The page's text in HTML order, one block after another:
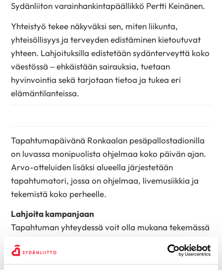
Sydänliiton varainhankintapäällikkö Pertti Keinänen.
Yhteistyö tekee näkyväksi sen, miten liikunta,
yhteisöllisyys ja terveyden edistäminen kietoutuvat
yhteen. Lahjoituksilla edistetään sydänterveyttä koko
väestössä – ehkäistään sairauksia, tuetaan
hyvinvointia sekä tarjotaan tietoa ja tukea eri
elämäntilanteissa.
Tapahtumapäivänä Ronkaalan pesäpallostadionilla
on luvassa monipuolista ohjelmaa koko päivän ajan.
Arvo-otteluiden lisäksi alueella järjestetään
tapahtumatori, jossa on ohjelmaa, livemusiikkia ja
tekemistä koko perheelle.
Lahjoita kampanjaan
Tapahtuman yhteydessä voit olla mukana tekemässä
päälle, voit silti osallistua ja olla mukana tekemässä
sydänterveempää Suomea.